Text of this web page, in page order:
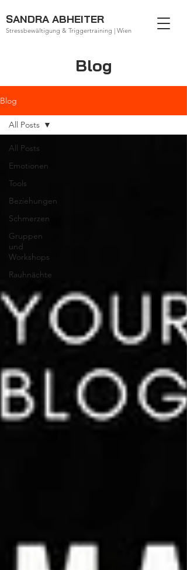
SANDRA ABHEITER
Stressbewältigung & Triggertraining | Wien
Blog
Blog
All Posts
Emotionen
Tools
Beziehungen
Schmerzen
Gruppen
und
Workshops
Rauhnächte
All Posts